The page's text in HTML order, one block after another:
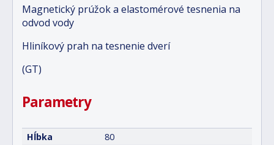
Magnetický prúžok a elastomérové tesnenia na
odvod vody
Hliníkový prah na tesnenie dverí
(GT)
Parametry
Hĺbka
80